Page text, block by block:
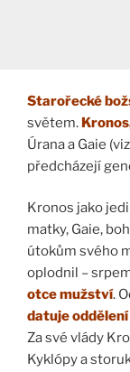
Starořecké
světem.
Úrana a Gaie (viz
předcházejí
Kronos jako
matky, Gaie,
útokům svého
oplodnil –
otce mužství.
datuje oddělení
Za své vlády
Kyklópy a